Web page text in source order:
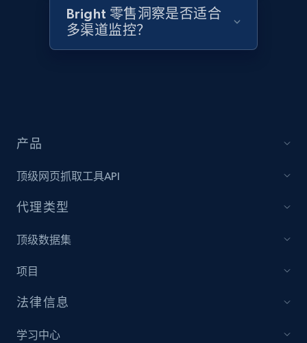
specific category URL
URL, Domain, Country code, Model number,
Sku, Product id, Product name, Manufacturer,
Title, Seller name, Brand, Description, Initial
price, Currency, Availability, Reviews count, and
more.
products by specific category URL
Bright 零售洞察是否适合
多渠道监控？
产品
顶级网页抓取工具API
代理类型
顶级数据集
项目
法律信息
学习中心